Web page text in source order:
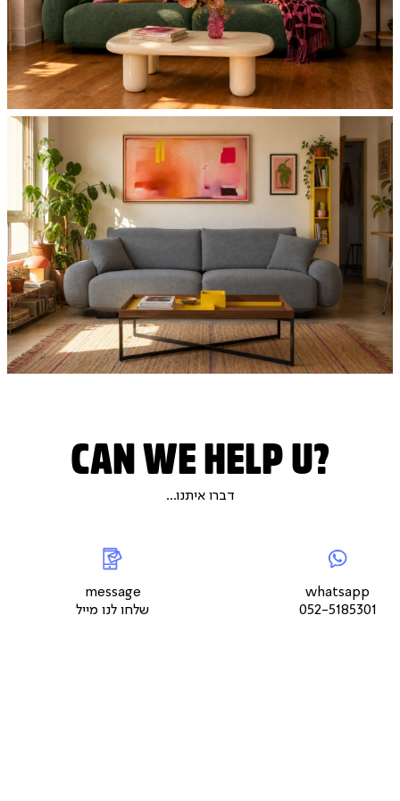
ריפוד:
81% פוליפרופילן, 19% פוליאסטר
חשוב שתדעו:
הספה מגיעה עם אחריות לשנה
מבנה עץ אורן ו- plywood
כריות נוי עם רוכסנים
ארץ ייצור: סין
תיתכן סטייה של עד 2% במידות ובגוון
|
עמוד
מוצר
halo
(130)
CAN WE HELP U?
דברו איתנו...
צור
עמוד
מוצר
(9)
whatsapp
052-5185301
עמוד
מוצר
message
שלחו לנו מייל